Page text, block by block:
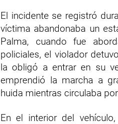
El incidente se registró
víctima abandonaba un
Palma, cuando fue
policiales, el violador
la obligó a entrar en su
emprendió la marcha a
huida mientras circulaba
En el interior del